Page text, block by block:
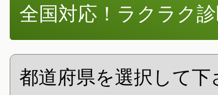
全国対応！ラクラク